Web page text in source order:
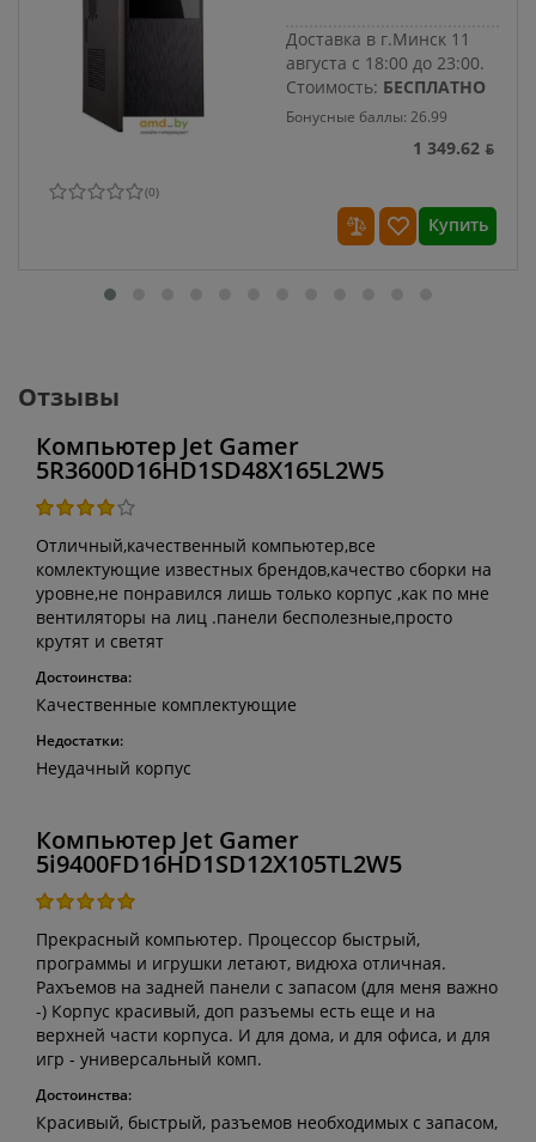
Доставка в г.Минск 11
августа с 18:00 до 23:00.
Стоимость: БЕСПЛАТНО
Бонусные баллы: 26.99
1 349.62 ƃ
(0)
Купить
Отзывы
Компьютер Jet Gamer
5R3600D16HD1SD48X165L2W5
Отличный,качественный компьютер,все
комлектующие известных брендов,качество сборки на
уровне,не понравился лишь только корпус ,как по мне
вентиляторы на лиц .панели бесполезные,просто
крутят и светят
Достоинства:
Качественные комплектующие
Недостатки:
Неудачный корпус
Компьютер Jet Gamer
5i9400FD16HD1SD12X105TL2W5
Прекрасный компьютер. Процессор быстрый,
программы и игрушки летают, видюха отличная.
Рахъемов на задней панели с запасом (для меня важно
-) Корпус красивый, доп разъемы есть еще и на
верхней части корпуса. И для дома, и для офиса, и для
игр - универсальный комп.
Достоинства:
Красивый, быстрый, разъемов необходимых с запасом,